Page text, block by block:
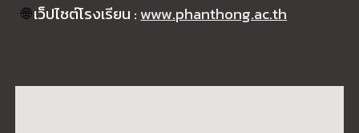
🌐เว็ปไซต์โรงเรียน :www.phanthong.ac.th